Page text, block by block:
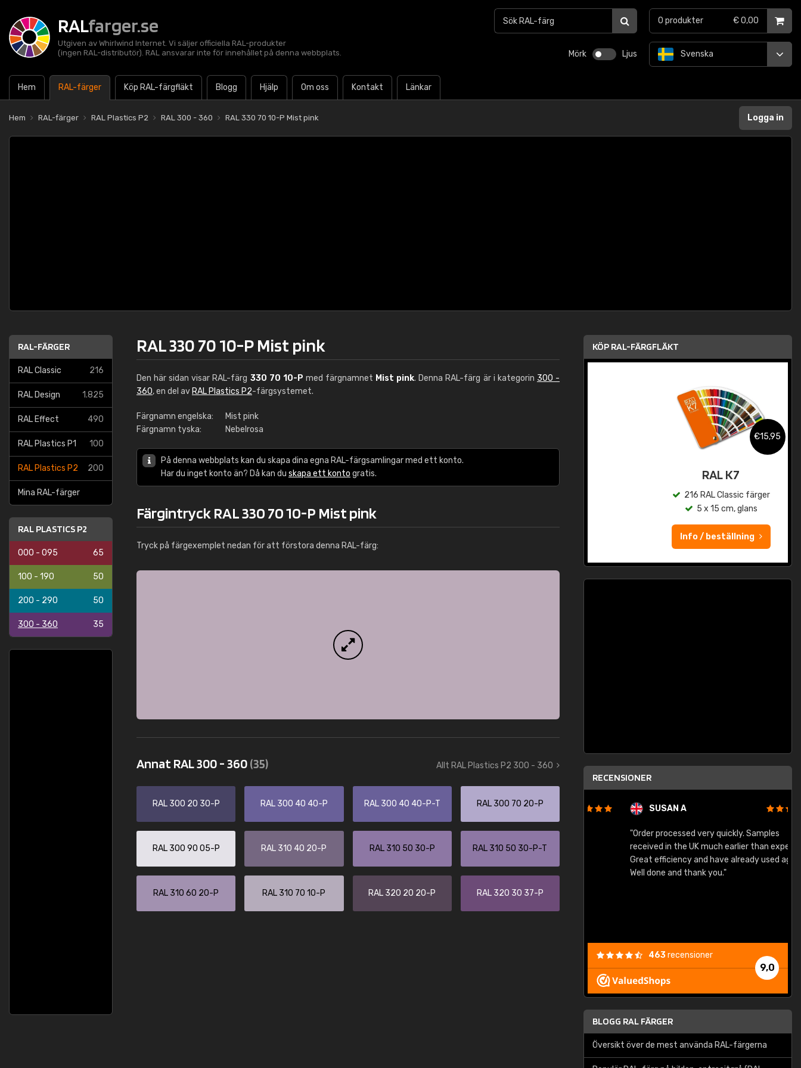
RALfarger.se
Utgiven av Whirlwind Internet. Vi säljer officiella RAL-produkter
(ingen RAL-distributör). RAL ansvarar inte för innehållet på denna webbplats.
Mörk Ljus
Hem RAL-färger Köp RAL-färgfläkt Blogg Hjälp Om oss Kontakt Länkar
Svenska
0 produkter € 0,00
Hem RAL-färger RAL Plastics P2 RAL 300 - 360 RAL 330 70 10-P Mist pink Logga in
RAL-FÄRGER
RAL Classic 216
RAL Design 1.825
RAL Effect 490
RAL Plastics P1 100
RAL Plastics P2 200
Mina RAL-färger
RAL PLASTICS P2
000 - 095 65
100 - 190 50
200 - 290 50
300 - 360 35
RAL 330 70 10-P Mist pink
Den här sidan visar RAL-färg 330 70 10-P med färgnamnet Mist pink. Denna RAL-färg är i kategorin 300 -
360, en del av RAL Plastics P2-färgsystemet.
Färgnamn engelska:
Mist pink
Färgnamn tyska:
Nebelrosa
På denna webbplats kan du skapa dina egna RAL-färgsamlingar med ett konto.
Har du inget konto än? Då kan du skapa ett konto gratis.
Färgintryck RAL 330 70 10-P Mist pink
Tryck på färgexemplet nedan för att förstora denna RAL-färg:
Annat RAL 300 - 360(35) Allt RAL Plastics P2 300 - 360
RAL 300 20 30-P RAL 300 40 40-P RAL 300 40 40-P-T RAL 300 70 20-P
RAL 300 90 05-P RAL 310 40 20-P RAL 310 50 30-P RAL 310 50 30-P-T
RAL 310 60 20-P RAL 310 70 10-P RAL 320 20 20-P RAL 320 30 37-P
KÖP RAL-FÄRGFLÄKT
€15,95
RAL K7
216 RAL Classic färger
5 x 15 cm, glans
Info / beställning
RECENSIONER
Leinster Home and
Windows
"Great product and speedy delivery"
SUSAN A
"Order processed very quickly. Samples
received in the UK much earlier than expected.
Great efficiency and have already used again.
Well done and thank you."
9,0
463recensioner
BLOGG RAL FÄRGER
Översikt över de mest använda RAL-färgerna